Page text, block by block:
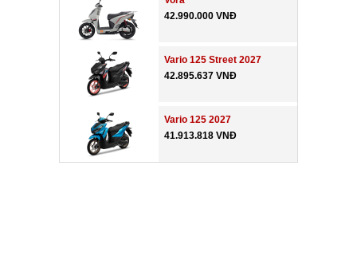
42.990.000 VNĐ
Vario 125 Street 2027
42.895.637 VNĐ
Vario 125 2027
41.913.818 VNĐ